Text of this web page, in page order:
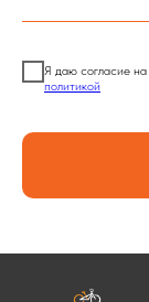
Я даю согласие на
политикой